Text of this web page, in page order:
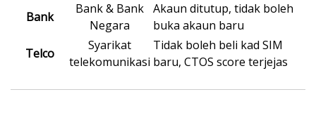
Bank
Bank & Bank
Negara
Akaun ditutup, tidak boleh
buka akaun baru
Telco
Syarikat
telekomunikasi
Tidak boleh beli kad SIM
baru, CTOS score terjejas